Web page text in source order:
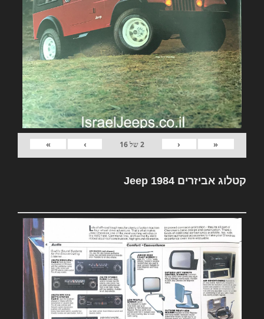
«
‹
2של16
›
»
קטלוג אביזרים Jeep 1984